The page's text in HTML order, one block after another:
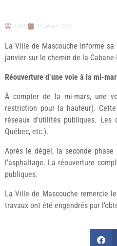
TVRM 10 janvier 2024
La Ville de Mascouche informe
janvier sur le chemin de la
Réouverture d’une voie à la mi-
À compter de la mi-mars, une
restriction pour la hauteur).
réseaux d’utilités publiques.
Québec, etc.).
Après le dégel, la seconde
l’asphaltage. La réouverture
publiques.
La Ville de Mascouche remercie
travaux ont été engendrés par